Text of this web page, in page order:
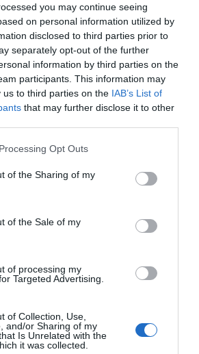
you may continue seeing
on personal information utilized by
disclosed to third parties prior to
separately opt-out of the further
information by third parties on the
participants. This information may
us to third parties on the IAB’s List of
that may further disclose it to other
website/app uses one or more Google
or usage behaviour. You may click to
to Google and its third-party tags to
specified purposes in below Google
Opt Outs
of the Sharing of my
of the Sale of my
of processing my
Targeted Advertising.
of Collection, Use,
and/or Sharing of my
Is Unrelated with the
it was collected.
fraza koju možete koristiti u takvim
tvoje mišljenje.“ Time pokazujete da
previše važnosti.
da vas uzrujajuKada netko vidi da
smireni i pozitivni, često se osjeća
poniziti druge zapravo žele izazvati
njihova strategija propada.
ili agresivno, možete se čak i
poput: „Vidim da ti je danas težak dan,
To može biti dovoljno da shvate koliko
je najbolja opcija jednostavno ignorirati ih.
svaku raspravu niti ispravljati nečije loše
a kada pustiti da stvari prođu